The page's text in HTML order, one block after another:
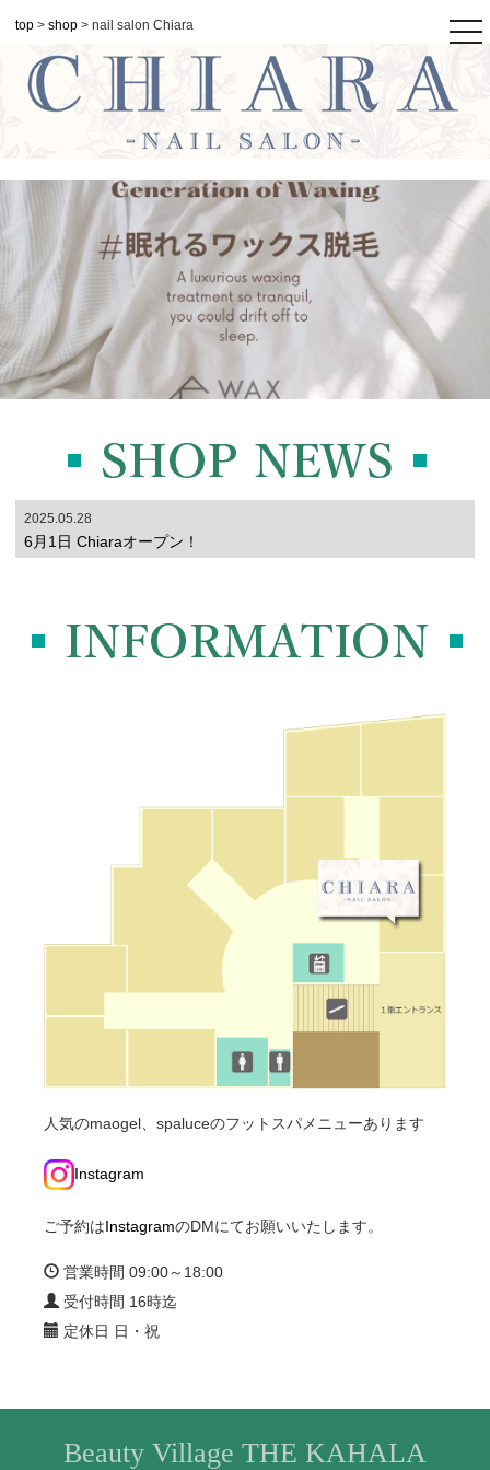
top > shop > nail salon Chiara
2025.05.28
6月1日 Chiaraオープン！
人気のmaogel、spaluceのフットスパメニューあります
Instagram
ご予約はInstagramのDMにてお願いいたします。
営業時間 09:00～18:00
受付時間 16時迄
定休日 日・祝
Beauty Village THE KAHALA